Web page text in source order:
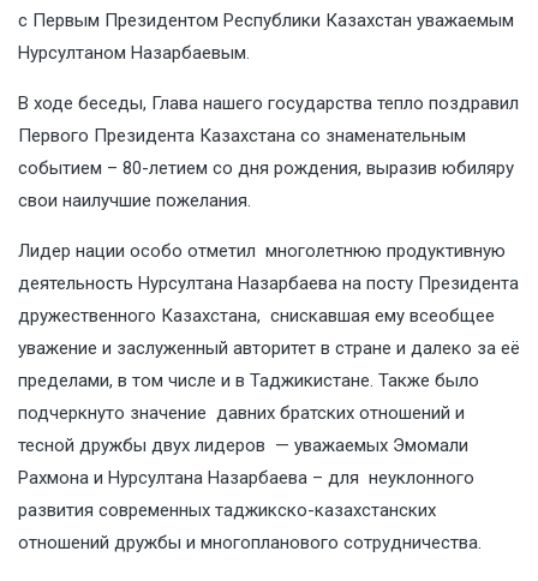
с Первым Президентом Республики Казахстан уважаемым
Нурсултаном Назарбаевым.
В ходе беседы, Глава нашего государства тепло поздравил
Первого Президента Казахстана со знаменательным
событием – 80-летием со дня рождения, выразив юбиляру
свои наилучшие пожелания.
Лидер нации особо отметил многолетнюю продуктивную
деятельность Нурсултана Назарбаева на посту Президента
дружественного Казахстана, снискавшая ему всеобщее
уважение и заслуженный авторитет в стране и далеко за её
пределами, в том числе и в Таджикистане. Также было
подчеркнуто значение давних братских отношений и
тесной дружбы двух лидеров — уважаемых Эмомали
Рахмона и Нурсултана Назарбаева – для неуклонного
развития современных таджикско-казахстанских
отношений дружбы и многопланового сотрудничества.